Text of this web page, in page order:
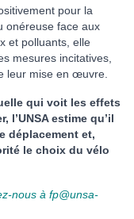
pour la
onéreuse face aux
et polluants, elle
mesures incitatives,
leur mise en œuvre.
qui voit les effets
l’UNSA estime qu’il
déplacement et,
le choix du vélo
nous à fp@unsa-